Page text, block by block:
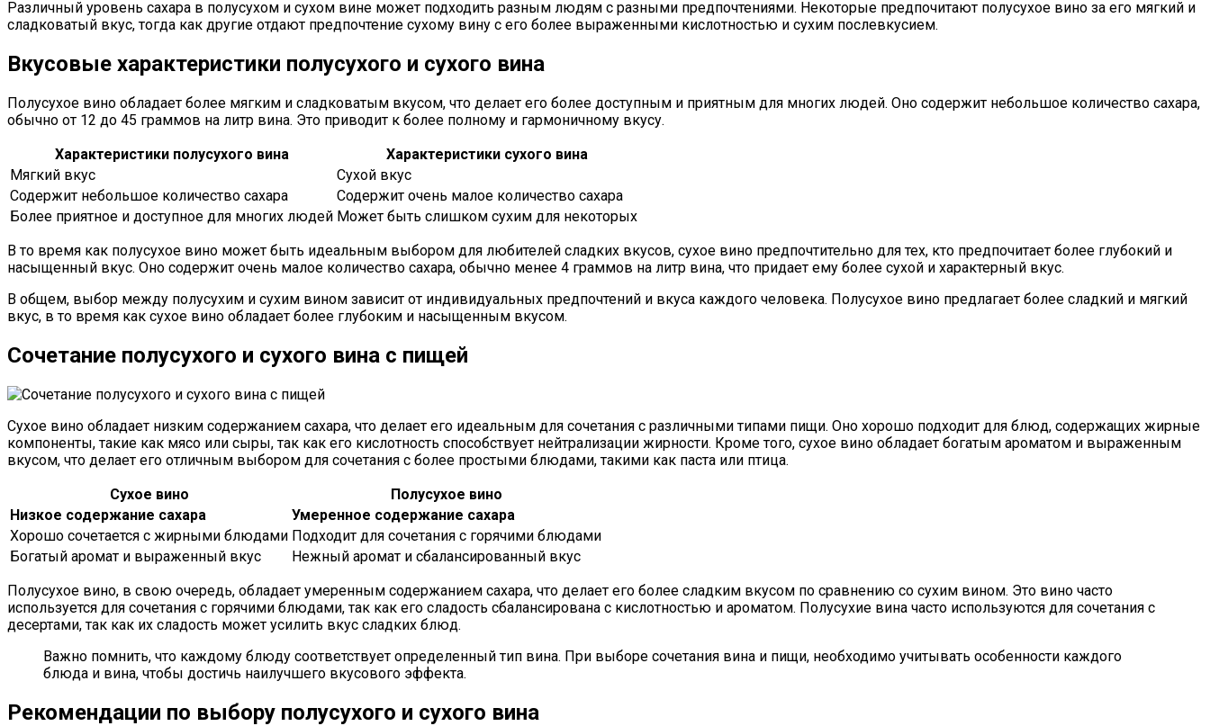
Различный уровень сахара в полусухом и сухом вине может подходить разным людям с разными предпочтениями. Некоторые предпочитают полусухое вино за его мягкий и
сладковатый вкус, тогда как другие отдают предпочтение сухому вину с его более выраженными кислотностью и сухим послевкусием.
Вкусовые характеристики полусухого и сухого вина
Полусухое вино обладает более мягким и сладковатым вкусом, что делает его более доступным и приятным для многих людей. Оно содержит небольшое количество сахара,
обычно от 12 до 45 граммов на литр вина. Это приводит к более полному и гармоничному вкусу.
Характеристики полусухого вина
Характеристики сухого вина
Мягкий вкус
Сухой вкус
Содержит небольшое количество сахара
Содержит очень малое количество сахара
Более приятное и доступное для многих людей Может быть слишком сухим для некоторых
В то время как полусухое вино может быть идеальным выбором для любителей сладких вкусов, сухое вино предпочтительно для тех, кто предпочитает более глубокий и
насыщенный вкус. Оно содержит очень малое количество сахара, обычно менее 4 граммов на литр вина, что придает ему более сухой и характерный вкус.
В общем, выбор между полусухим и сухим вином зависит от индивидуальных предпочтений и вкуса каждого человека. Полусухое вино предлагает более сладкий и мягкий
вкус, в то время как сухое вино обладает более глубоким и насыщенным вкусом.
Сочетание полусухого и сухого вина с пищей
Сухое вино обладает низким содержанием сахара, что делает его идеальным для сочетания с различными типами пищи. Оно хорошо подходит для блюд, содержащих жирные
компоненты, такие как мясо или сыры, так как его кислотность способствует нейтрализации жирности. Кроме того, сухое вино обладает богатым ароматом и выраженным
вкусом, что делает его отличным выбором для сочетания с более простыми блюдами, такими как паста или птица.
Сухое вино
Полусухое вино
Низкое содержание сахара
Умеренное содержание сахара
Хорошо сочетается с жирными блюдами Подходит для сочетания с горячими блюдами
Богатый аромат и выраженный вкус
Нежный аромат и сбалансированный вкус
Полусухое вино, в свою очередь, обладает умеренным содержанием сахара, что делает его более сладким вкусом по сравнению со сухим вином. Это вино часто
используется для сочетания с горячими блюдами, так как его сладость сбалансирована с кислотностью и ароматом. Полусухие вина часто используются для сочетания с
десертами, так как их сладость может усилить вкус сладких блюд.
Важно помнить, что каждому блюду соответствует определенный тип вина. При выборе сочетания вина и пищи, необходимо учитывать особенности каждого
блюда и вина, чтобы достичь наилучшего вкусового эффекта.
Рекомендации по выбору полусухого и сухого вина